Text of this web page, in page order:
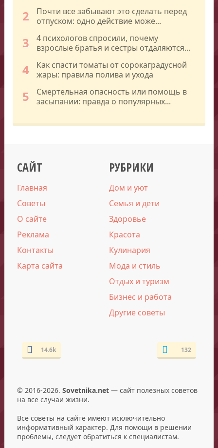
2
Почти все забывают это сделать перед
отпуском: одно действие може...
3
4 психологов спросили, почему
взрослые братья и сестры отдаляются...
4
Как спасти томаты от сорокаградусной
жары: правила полива и ухода
5
Смертельная опасность или помощь в
засыпании: правда о популярных...
САЙТ
Главная
Советы
О сайте
Реклама
Контакты
Карта сайта
РУБРИКИ
Дом и уют
Семья и дети
Здоровье
Красота
Кулинария
Мода и стиль
Отдых и туризм
Бизнес и работа
Другие советы
14.6k 132
© 2016-2026. Sovetnika.net— сайт полезных советов
на все случаи жизни.
Все советы на сайте имеют исключительно
информативный характер. Для помощи в решении
проблемы, следует обратиться к специалистам.